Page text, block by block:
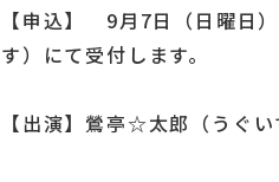
【申込】 9月7日（日曜日
す）にて受付します。
【出演】鶯亭☆太郎（うぐ